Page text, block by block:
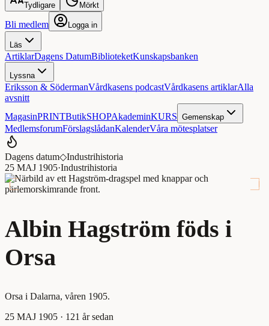
Tydligare Mörkt
Bli medlem Logga in
Läs
ArtiklarDagens DatumBiblioteketKunskapsbanken
Lyssna
Eriksson & SödermanVårdkasens podcastVårdkasens artiklarAlla
avsnitt
MagasinPRINTButikSHOPAkademinKURS Gemenskap
MedlemsforumFörslagslådanKalenderVåra mötesplatser
Dagens datum◇Industrihistoria
25 MAJ 1905·Industrihistoria
Albin Hagström föds i
Orsa
Orsa i Dalarna, våren 1905.
25 MAJ 1905 · 121 år sedan